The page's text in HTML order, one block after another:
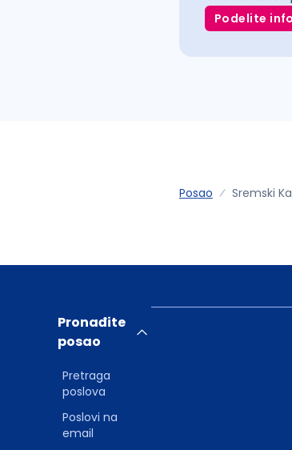
Podelite
Posao Sremski
Pronađite
posao
Pretraga
poslova
Poslovi na
email